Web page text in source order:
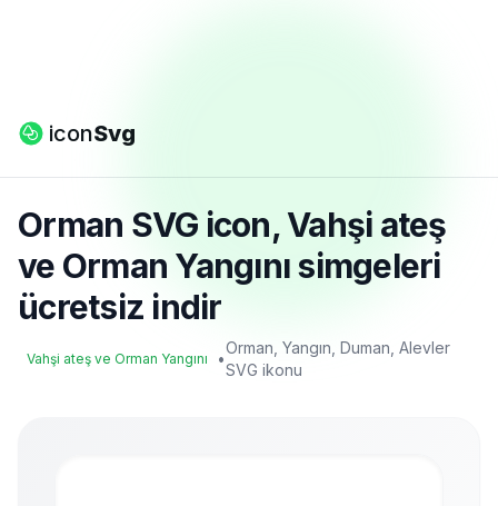
iconSvg
Orman SVG icon, Vahşi ateş
ve Orman Yangını simgeleri
ücretsiz indir
Vahşi ateş ve Orman Yangını •
Orman, Yangın, Duman, Alevler
SVG ikonu